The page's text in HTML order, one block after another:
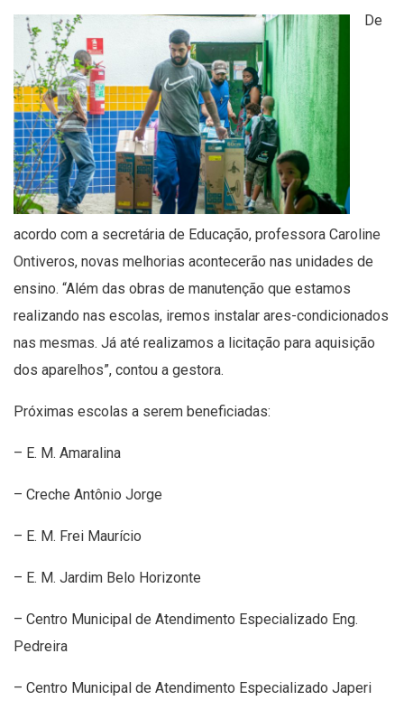
De
acordo com a secretária de Educação, professora Caroline
Ontiveros, novas melhorias acontecerão nas unidades de
ensino. “Além das obras de manutenção que estamos
realizando nas escolas, iremos instalar ares-condicionados
nas mesmas. Já até realizamos a licitação para aquisição
dos aparelhos”, contou a gestora.
Próximas escolas a serem beneficiadas:
– E. M. Amaralina
– Creche Antônio Jorge
– E. M. Frei Maurício
– E. M. Jardim Belo Horizonte
– Centro Municipal de Atendimento Especializado Eng.
Pedreira
– Centro Municipal de Atendimento Especializado Japeri